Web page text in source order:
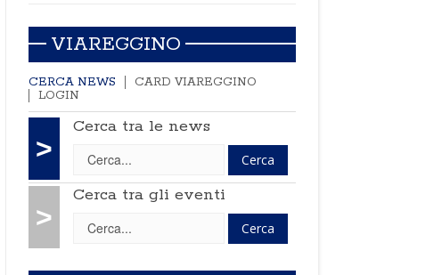
VIAREGGINO
CERCA NEWS
CARD VIAREGGINO
LOGIN
>
Cerca tra le news
>
Cerca tra gli eventi